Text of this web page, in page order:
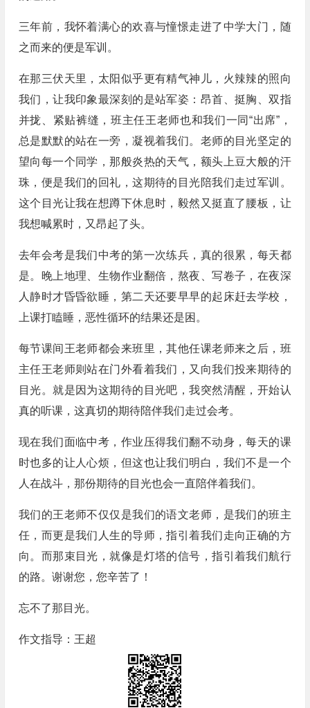
三年前，我怀着满心的欢喜与憧憬走进了中学大门，随
之而来的便是军训。
在那三伏天里，太阳似乎更有精气神儿，火辣辣的照向
我们，让我印象最深刻的是站军姿：昂首、挺胸、双指
并拢、紧贴裤缝，班主任王老师也和我们一同“出席”，
总是默默的站在一旁，凝视着我们。老师的目光坚定的
望向每一个同学，那般炎热的天气，额头上豆大般的汗
珠，便是我们的回礼，这期待的目光陪我们走过军训。
这个目光让我在想蹲下休息时，毅然又挺直了腰板，让
我想喊累时，又昂起了头。
去年会考是我们中考的第一次练兵，真的很累，每天都
是。晚上地理、生物作业翻倍，熬夜、写卷子，在夜深
人静时才昏昏欲睡，第二天还要早早的起床赶去学校，
上课打瞌睡，恶性循环的结果还是困。
每节课间王老师都会来班里，其他任课老师来之后，班
主任王老师则站在门外看着我们，又向我们投来期待的
目光。就是因为这期待的目光吧，我突然清醒，开始认
真的听课，这真切的期待陪伴我们走过会考。
现在我们面临中考，作业压得我们翻不动身，每天的课
时也多的让人心烦，但这也让我们明白，我们不是一个
人在战斗，那份期待的目光也会一直陪伴着我们。
我们的王老师不仅仅是我们的语文老师，是我们的班主
任，而更是我们人生的导师，指引着我们走向正确的方
向。而那束目光，就像是灯塔的信号，指引着我们航行
的路。谢谢您，您辛苦了！
忘不了那目光。
作文指导：王超